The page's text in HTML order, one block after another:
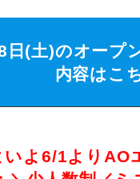
日(土)のオープ
内容はこ
いよ6/1よりAO